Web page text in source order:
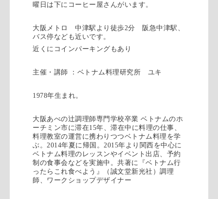
曜日は下にコーヒー屋さんがいます。
大阪メトロ 中津駅より徒歩2分 阪急中津駅、
バス停なども近いです。
近くにコインパーキングもあり
主催・講師 ：ベトナム料理研究所 ユキ
1978年生まれ。
大阪あべの辻調理師専門学校卒業 ベトナムのホ
ーチミン市に滞在15年、滞在中に料理の仕事、
料理教室の運営に携わりつつベトナム料理を学
ぶ。 2014年夏に帰国。 2015年より関西を中心に
ベトナム料理のレッスンやイベント出店、予約
制の食事会などを実施中。共著に『ベトナム行
ったらこれ食べよう』（誠文堂新光社）調理
師、ワークショップデザイナー